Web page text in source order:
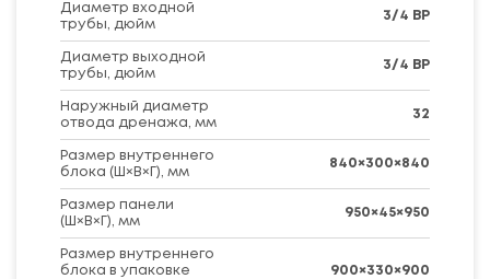
Диаметр входной
трубы, дюйм
3/4 ВР
Диаметр выходной
трубы, дюйм
3/4 ВР
Наружный диаметр
отвода дренажа, мм
32
Размер внутреннего
блока (Ш×В×Г), мм
840×300×840
Размер панели
(Ш×В×Г), мм
950×45×950
Размер внутреннего
блока в упаковке
900×330×900